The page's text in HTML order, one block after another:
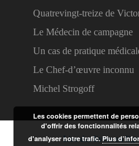
Quatrevingt-treize de
Le Médecin de campagne
Un cas de pratique
Le Chef-d’œuvre inconnu
Michel Strogoff
Lire des livres en
Les cookies permettent de
d'offrir des fonctionnalités
d'analyser notre trafic.Plus